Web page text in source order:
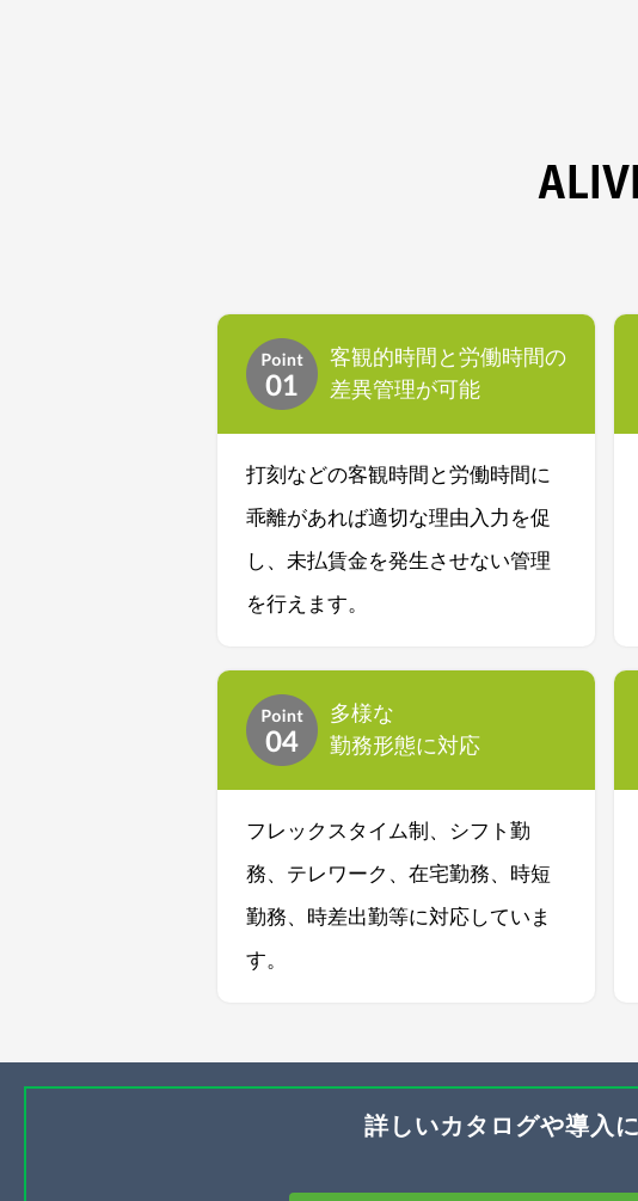
客観的時間と労働時間の
差異管理が可能
打刻などの客観時間と労働時間に
乖離があれば適切な理由入力を促
し、未払賃金を発生させない管理
を行えます。
多様な
勤務形態に対応
フレックスタイム制、シフト勤
務、テレワーク、在宅勤務、時短
勤務、時差出勤等に対応していま
す。
詳しいカタログや導入